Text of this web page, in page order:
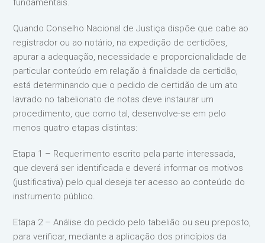
fundamentais.
Quando Conselho Nacional de Justiça dispõe que cabe ao
registrador ou ao notário, na expedição de certidões,
apurar a adequação, necessidade e proporcionalidade de
particular conteúdo em relação à finalidade da certidão,
está determinando que o pedido de certidão de um ato
lavrado no tabelionato de notas deve instaurar um
procedimento, que como tal, desenvolve-se em pelo
menos quatro etapas distintas:
Etapa 1 – Requerimento escrito pela parte interessada,
que deverá ser identificada e deverá informar os motivos
(justificativa) pelo qual deseja ter acesso ao conteúdo do
instrumento público.
Etapa 2 – Análise do pedido pelo tabelião ou seu preposto,
para verificar, mediante a aplicação dos princípios da